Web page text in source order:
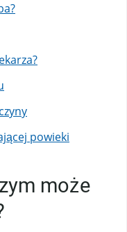
powieki
może